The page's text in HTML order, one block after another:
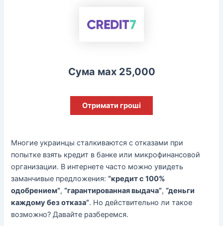
Сума мах 25,000
Отримати гроші
Многие украинцы сталкиваются с отказами при
попытке взять кредит в банке или микрофинансовой
организации. В интернете часто можно увидеть
заманчивые предложения:“кредит с 100%
одобрением”,“гарантированная выдача”,“деньги
каждому без отказа”. Но действительно ли такое
возможно? Давайте разберемся.